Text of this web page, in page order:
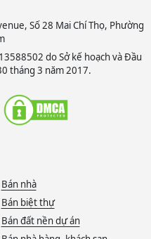
Số 28 Mai Chí Thọ, Phường
do Sở kế hoạch và Đầu
tháng 3 năm 2017.
Bán nhà
Bán biệt thự
Bán đất nền dự án